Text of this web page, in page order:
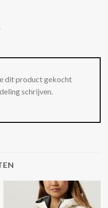
dit product gekocht
schrijven.